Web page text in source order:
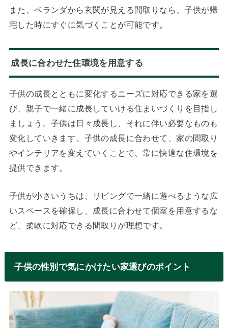
また、ベランダから玄関が見える間取りなら、子供が帰
宅した時にすぐに気づくことが可能です。
成長に合わせた住環境を用意する
子供の成長とともに変化するニーズに対応できる家を選
び、親子で一緒に成長していける住まいづくりを目指し
ましょう。子供は日々成長し、それに伴い必要なものも
変化していきます。子供の成長に合わせて、家の間取り
やインテリアを変えていくことで、常に快適な住環境を
提供できます。
子供が小さいうちは、リビングで一緒に遊べるような広
いスペースを確保し、成長に合わせて個室を用意するな
ど、柔軟に対応できる間取りが理想です。
子供の性別で気にかけたい家選びのポイント